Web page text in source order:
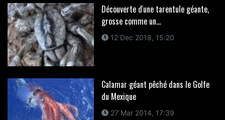
Découverte d'une tarentule géante,
grosse comme un...
12 Dec 2018, 15:20
Calamar géant pêché dans le Golfe
du Mexique
27 Mar 2014, 17:39